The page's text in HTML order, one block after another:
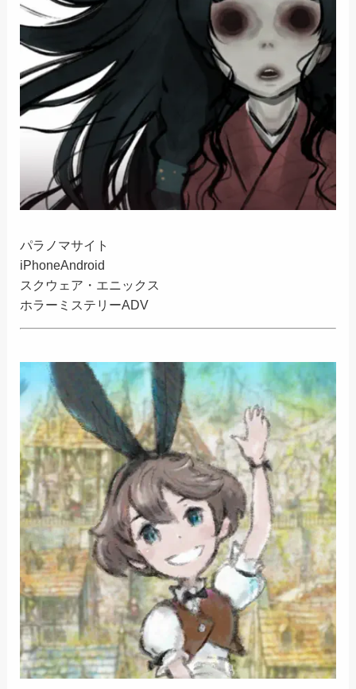
パラノマサイト
iPhoneAndroid
スクウェア・エニックス
ホラーミステリーADV